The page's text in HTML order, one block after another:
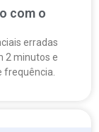
com o
erradas
2 minutos e
frequência.